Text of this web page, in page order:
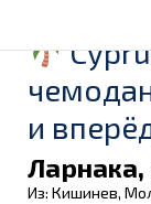
и
Ларнака,
Из: Кишинев,